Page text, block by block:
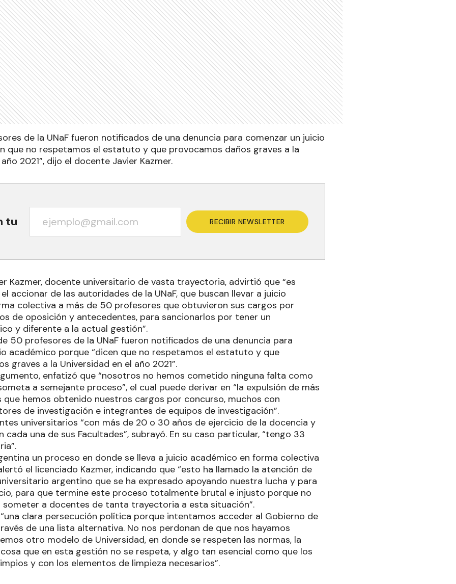
de la UNaF fueron notificados de una denuncia para comenzar un juicio
que no respetamos el estatuto y que provocamos daños graves a la
2021”, dijo el docente Javier Kazmer.
tu RECIBIR NEWSLETTER
Kazmer, docente universitario de vasta trayectoria, advirtió que “es
accionar de las autoridades de la UNaF, que buscan llevar a juicio
colectiva a más de 50 profesores que obtuvieron sus cargos por
de oposición y antecedentes, para sancionarlos por tener un
y diferente a la actual gestión”.
50 profesores de la UNaF fueron notificados de una denuncia para
académico porque “dicen que no respetamos el estatuto y que
graves a la Universidad en el año 2021”.
enfatizó que “nosotros no hemos cometido ninguna falta como
a semejante proceso”, el cual puede derivar en “la expulsión de más
hemos obtenido nuestros cargos por concurso, muchos con
de investigación e integrantes de equipos de investigación”.
universitarios “con más de 20 o 30 años de ejercicio de la docencia y
cada una de sus Facultades”, subrayó. En su caso particular, “tengo 33
un proceso en donde se lleva a juicio académico en forma colectiva
el licenciado Kazmer, indicando que “esto ha llamado la atención de
argentino que se ha expresado apoyando nuestra lucha y para
para que termine este proceso totalmente brutal e injusto porque no
someter a docentes de tanta trayectoria a esta situación”.
clara persecución política porque intentamos acceder al Gobierno de
de una lista alternativa. No nos perdonan de que nos hayamos
otro modelo de Universidad, en donde se respeten las normas, la
que en esta gestión no se respeta, y algo tan esencial como que los
y con los elementos de limpieza necesarios”.